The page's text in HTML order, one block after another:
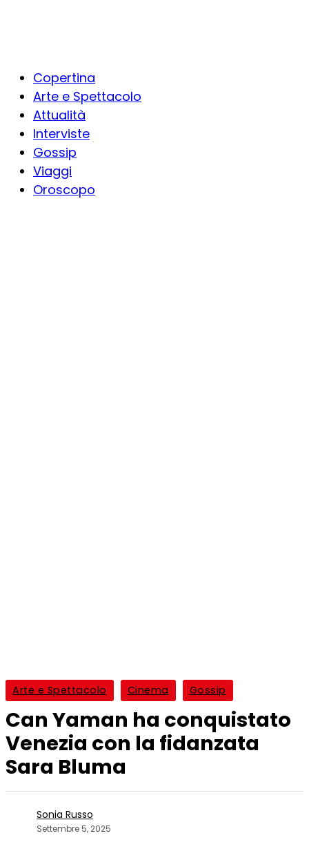
Copertina
Arte e Spettacolo
Attualità
Interviste
Gossip
Viaggi
Oroscopo
Arte e Spettacolo Cinema Gossip
Can Yaman ha conquistato
Venezia con la fidanzata
Sara Bluma
Sonia Russo
Settembre 5, 2025